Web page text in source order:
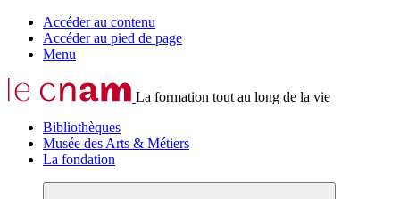
Accéder au contenu
Accéder au pied de page
Menu
La formation tout au long de la vie
Bibliothèques
Musée des Arts & Métiers
La fondation